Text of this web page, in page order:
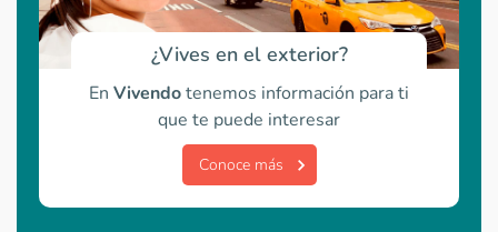
¿Vives en el exterior?
En Vivendotenemos información para ti
que te puede interesar
Conoce más